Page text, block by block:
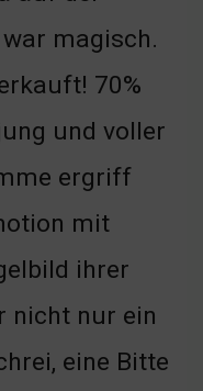
magisch.
70%
und voller
ergriff
mit
ihrer
nicht nur ein
eine Bitte